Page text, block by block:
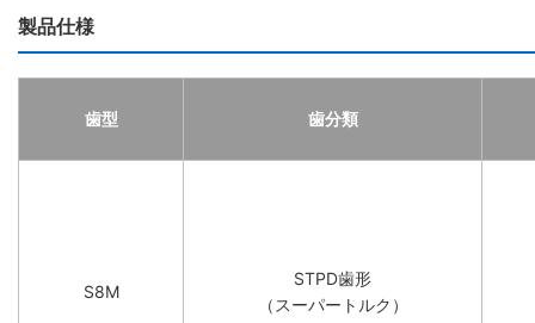
製品仕様
歯型 歯分類
S8M
STPD歯形
（スーパートルク）